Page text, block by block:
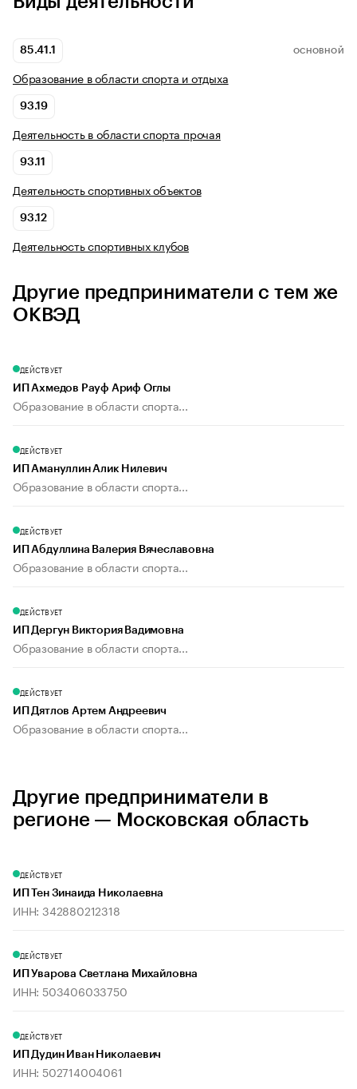
85.41.1 ОСНОВНОЙ
Образование в области спорта и отдыха
93.19
Деятельность в области спорта прочая
93.11
Деятельность спортивных объектов
93.12
Деятельность спортивных клубов
Другие предприниматели с тем же
ОКВЭД
ДЕЙСТВУЕТ
ИП Ахмедов Рауф Ариф Оглы
Образование в области спорта...
ДЕЙСТВУЕТ
ИП Амануллин Алик Нилевич
Образование в области спорта...
ДЕЙСТВУЕТ
ИП Абдуллина Валерия Вячеславовна
Образование в области спорта...
ДЕЙСТВУЕТ
ИП Дергун Виктория Вадимовна
Образование в области спорта...
ДЕЙСТВУЕТ
ИП Дятлов Артем Андреевич
Образование в области спорта...
Другие предприниматели в
регионе — Московская область
ДЕЙСТВУЕТ
ИП Тен Зинаида Николаевна
ИНН: 342880212318
ДЕЙСТВУЕТ
ИП Уварова Светлана Михайловна
ИНН: 503406033750
ДЕЙСТВУЕТ
ИП Дудин Иван Николаевич
ИНН: 502714004061